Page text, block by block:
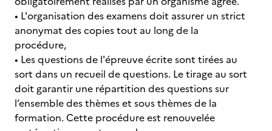
• L'organisation des examens doit assurer un strict
anonymat des copies tout au long de la
procédure,
• Les questions de l'épreuve écrite sont tirées au
sort dans un recueil de questions. Le tirage au sort
doit garantir une répartition des questions sur
l’ensemble des thèmes et sous thèmes de la
formation. Cette procédure est renouvelée